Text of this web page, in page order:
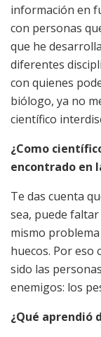
información en
con personas
que he
diferentes
con quienes
biólogo, ya no
científico
¿Como
encontrado en
Te das cuenta
sea, puede
mismo
huecos. Por eso
sido las
enemigos: los
¿Qué aprendió